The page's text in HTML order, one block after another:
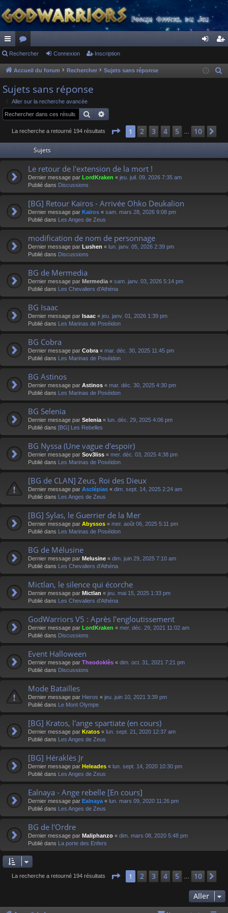
ac
co
ur
ci
s
or
u
s
ne cri
Rechercher Connexion Inscription
Accueil du forum Rechercher Sujets sans réponse
e
Sujets sans réponse
Aller sur la recherche avancée
Rechercher
La recherche a retourné 194 résultats Page 1sur 10
1 2 3 4 5 10
Sujets
Le retour de l'extension de la mort !
Dernier message par LordKraken « jeu. juil. 09, 2026 7:35 am
Publié dans Discussions
[BG] Retour Kaïros - Arrivée Ohko Deukalion
Dernier message par Kaïros « sam. mars 28, 2026 9:08 pm
Publié dans Les Anges de Zeus
modification de nom de personnage
Dernier message par Lushen « lun. janv. 05, 2026 2:39 pm
Publié dans Discussions
BG de Mermedia
Dernier message par Mermedia « sam. janv. 03, 2026 5:14 pm
Publié dans Les Chevaliers d'Athéna
BG Isaac
Dernier message par Isaac « jeu. janv. 01, 2026 1:39 pm
Publié dans Les Marinas de Poséidon
BG Cobra
Dernier message par Cobra « mar. déc. 30, 2025 11:45 pm
Publié dans Les Marinas de Poséidon
BG Astinos
Dernier message par Astinos « mar. déc. 30, 2025 4:30 pm
Publié dans Les Marinas de Poséidon
BG Selenia
Dernier message par Selenia « lun. déc. 29, 2025 4:06 pm
Publié dans [BG] Les Rebelles
BG Nyssa (Une vague d'espoir)
Dernier message par Sov3liss « mer. déc. 03, 2025 4:38 pm
Publié dans Les Marinas de Poséidon
[BG de CLAN] Zeus, Roi des Dieux
Dernier message par Asclépias « dim. sept. 14, 2025 2:24 am
Publié dans Les Anges de Zeus
[BG] Sylas, le Guerrier de la Mer
Dernier message par Abyssos « mer. août 06, 2025 5:11 pm
Publié dans Les Marinas de Poséidon
BG de Mélusine
Dernier message par Melusine « dim. juin 29, 2025 7:10 am
Publié dans Les Chevaliers d'Athéna
Mictlan, le silence qui écorche
Dernier message par Mictlan « jeu. mai 15, 2025 1:33 pm
Publié dans Les Chevaliers d'Athéna
GodWarriors V5 : Après l'engloutissement
Dernier message par LordKraken « mer. déc. 29, 2021 11:02 am
Publié dans Discussions
Event Halloween
Dernier message par Theodoklès « dim. oct. 31, 2021 7:21 pm
Publié dans Discussions
Mode Batailles
Dernier message par Hieros « jeu. juin 10, 2021 3:39 pm
Publié dans Le Mont Olympe
[BG] Kratos, l'ange spartiate (en cours)
Dernier message par Kratos « lun. sept. 21, 2020 12:37 am
Publié dans Les Anges de Zeus
[BG] Héraklès Jr
Dernier message par Heleades « lun. sept. 14, 2020 10:30 pm
Publié dans Les Anges de Zeus
Ealnaya - Ange rebelle [En cours]
Dernier message par Ealnaya « lun. mars 09, 2020 11:26 pm
Publié dans Les Anges de Zeus
BG de l'Ordre
Dernier message par Maliphanzo « dim. mars 08, 2020 5:48 pm
Publié dans La porte des Enfers
La recherche a retourné 194 résultats Page 1sur 10
1 2 3 4 5 10
Aller